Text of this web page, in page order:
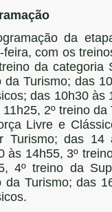
da
feira, com os
da categoria
da Turismo; das
das 10h30 às
11h25, 2º treino
Livre e
Turismo; das
às 14h55, 3º
4º treino da
da Turismo; das